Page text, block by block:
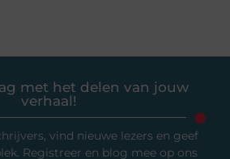
met het delen van jouw
verhaal!
vind nieuwe lezers en geef
Registreer en blog mee op ons